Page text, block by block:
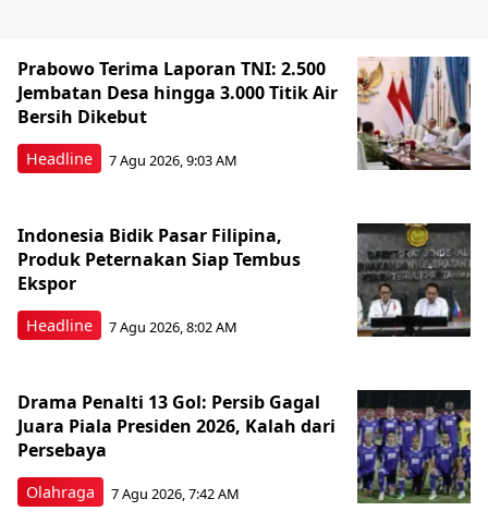
Headline
Prabowo Terima Laporan TNI: 2.500
Jembatan Desa hingga 3.000 Titik Air
Bersih Dikebut
7 Agu 2026, 9:03 AM
Headline
Indonesia Bidik Pasar Filipina,
Produk Peternakan Siap Tembus
Ekspor
7 Agu 2026, 8:02 AM
Olahraga
Drama Penalti 13 Gol: Persib Gagal
Juara Piala Presiden 2026, Kalah dari
Persebaya
7 Agu 2026, 7:42 AM